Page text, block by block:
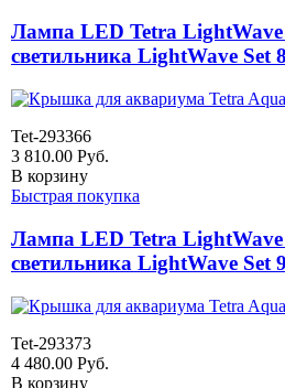
Лампа LED Tetra
светильника LightWave Set
Tet-293366
3 810.00 Руб.
В корзину
Быстрая покупка
Лампа LED Tetra
светильника LightWave Set
Tet-293373
4 480.00 Руб.
В корзину